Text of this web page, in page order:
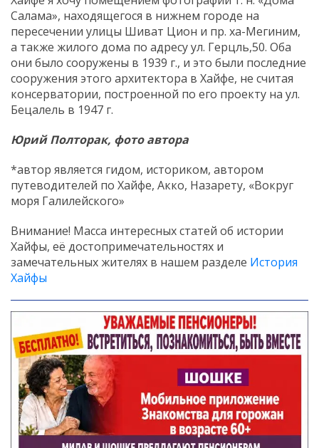
Салама», находящегося в нижнем городе на
пересечении улицы Шиват Цион и пр. ха-Мегиним,
а также жилого дома по адресу ул. Герцль,50. Оба
они было сооружены в 1939 г., и это были последние
сооружения этого архитектора в Хайфе, не считая
консерватории, построенной по его проекту на ул.
Бецалель в 1947 г.
Юрий Полторак, фото автора
*автор является гидом, историком, автором
путеводителей по Хайфе, Акко, Назарету, «Вокруг
моря Галилейского»
Внимание! Масса интересных статей об истории
Хайфы, её достопримечательностях и
замечательных жителях в нашем разделе История
Хайфы